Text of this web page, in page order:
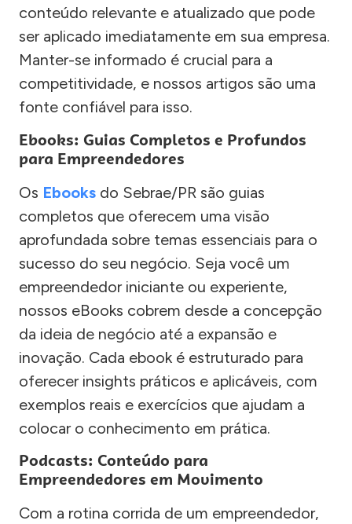
conteúdo relevante e atualizado que pode
ser aplicado imediatamente em sua empresa.
Manter-se informado é crucial para a
competitividade, e nossos artigos são uma
fonte confiável para isso.
Ebooks: Guias Completos e Profundos
para Empreendedores
Os Ebooks do Sebrae/PR são guias
completos que oferecem uma visão
aprofundada sobre temas essenciais para o
sucesso do seu negócio. Seja você um
empreendedor iniciante ou experiente,
nossos eBooks cobrem desde a concepção
da ideia de negócio até a expansão e
inovação. Cada ebook é estruturado para
oferecer insights práticos e aplicáveis, com
exemplos reais e exercícios que ajudam a
colocar o conhecimento em prática.
Podcasts: Conteúdo para
Empreendedores em Movimento
Com a rotina corrida de um empreendedor,